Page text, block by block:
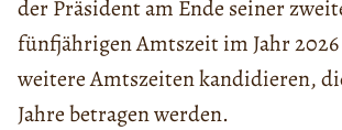
der Präsident am Ende seiner
fünfjährigen Amtszeit im Jahr
weitere Amtszeiten kandidieren,
Jahre betragen werden.